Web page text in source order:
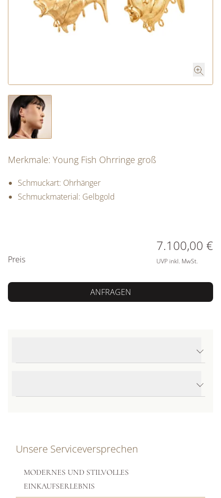
Merkmale: Young Fish Ohrringe groß
Schmuckart: Ohrhänger
Schmuckmaterial: Gelbgold
Preis
7.100,00 €
UVP inkl. MwSt.
ANFRAGEN
Unsere Serviceversprechen
MODERNES UND STILVOLLES
EINKAUFSERLEBNIS